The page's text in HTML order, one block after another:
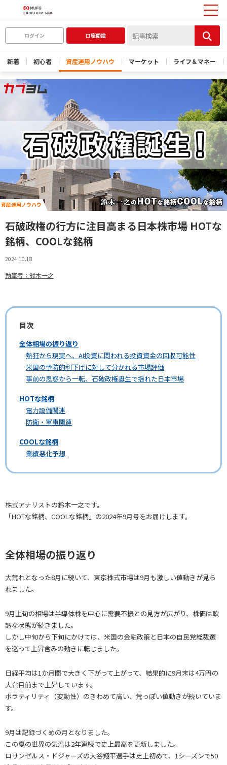
ログイン 口座開設
新着 初心者 資産運用ノウハウ マーケット ライフ＆マネー
資産運用ノウハウ
石破政権の行方に注目高まる日本株市場 HOTな
銘柄、COOLな銘柄
2024.10.18
執筆者：鈴木一之
目次
全体相場の振り返り
熱狂から現実へ、AI投資に問われる投資資金の回収可能性
米国の予防的利下げに対して分かれる市場評価
事前の思惑から一転、石破政権誕生で揺れた日本市場
HOTな銘柄
電力設備関連
防衛・軍事関連
COOLな銘柄
業績悪化予想
株式アナリストの鈴木一之です。
「HOTな銘柄、COOLな銘柄」の2024年9月号をお届けします。
全体相場の振り返り
大荒れとなった8月に続いて、東京株式市場は9月も激しい値動きが見ら
れました。
9月上旬の相場は半導体株を中心に需要不振との見方が広がり、株価は軟
調な状態が続きました。
しかし中旬から下旬にかけては、米国の金融政策と日本の自民党総裁選
を巡って上昇含みの動きに転じました。
日経平均は1か月間で大きく下がって上がって、結果的に9月末は4万円の
大台目前まで上昇しています。
ボラティリティ（変動性）のきわめて高い、荒っぽい値動きが続いていま
す。
9月は記録づくめの月となりました。
この夏の世界の気温は2年連続で史上最高を更新しました。
ロサンゼルス・ドジャーズの大谷翔平選手は史上初めて、1シーズンで50